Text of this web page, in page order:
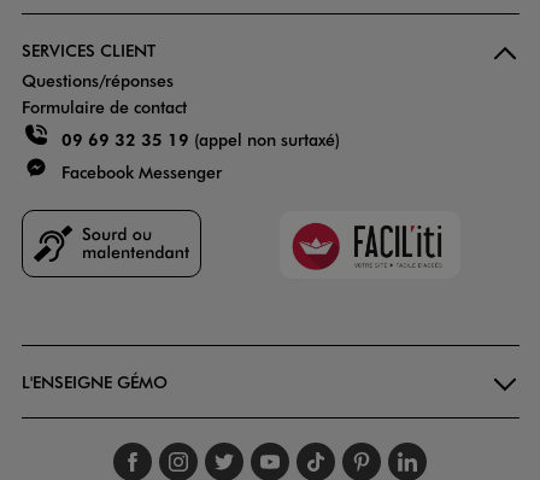
SERVICES CLIENT
Questions/réponses
Formulaire de contact
09 69 32 35 19 (appel non surtaxé)
Facebook Messenger
Faciliti
L'ENSEIGNE GÉMO